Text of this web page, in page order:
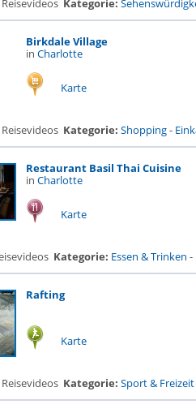
Kategorie:
Birkdale Village
in Charlotte
Karte
Kategorie: Shopping-
Restaurant Basil Thai Cuisine
in Charlotte
Karte
Kategorie: Essen & Trinken -
Rafting
Karte
Kategorie: Sport & Freizeit